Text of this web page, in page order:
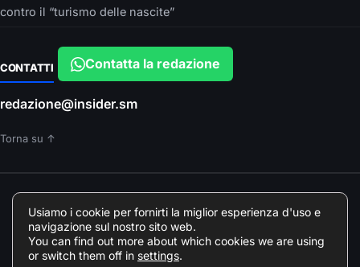
contro il “turismo delle nascite”
CONTATTI Contatta la redazione
redazione@insider.sm
Torna su ↑
Insider srls – VIA ARGONNE, 10 – PARMA
Direttore responsabile: Francesca Devincenzi
Giornalista professionista Odg Emilia Romagna elenco professionisti
Usiamo i cookie per fornirti la miglior esperienza d'uso e
navigazione sul nostro sito web.
You can find out more about which cookies we are using
or switch them off in settings.